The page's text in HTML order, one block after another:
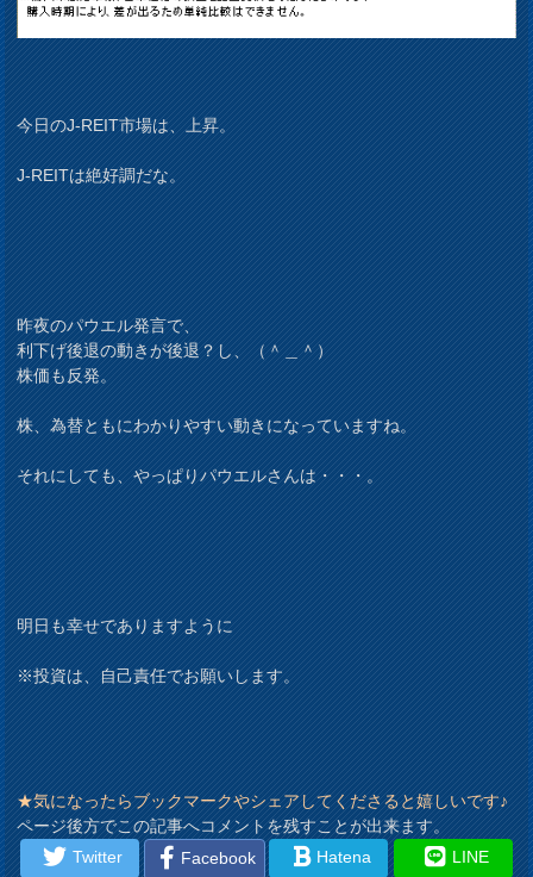
今日のJ-REIT市場は、上昇。
J-REITは絶好調だな。
昨夜のパウエル発言で、
利下げ後退の動きが後退？し、（＾＿＾）
株価も反発。
株、為替ともにわかりやすい動きになっていますね。
それにしても、やっぱりパウエルさんは・・・。
明日も幸せでありますように
※投資は、自己責任でお願いします。
★気になったらブックマークやシェアしてくださると嬉しいです♪
ページ後方でこの記事へコメントを残すことが出来ます。
Twitter
Facebook Hatena LINE